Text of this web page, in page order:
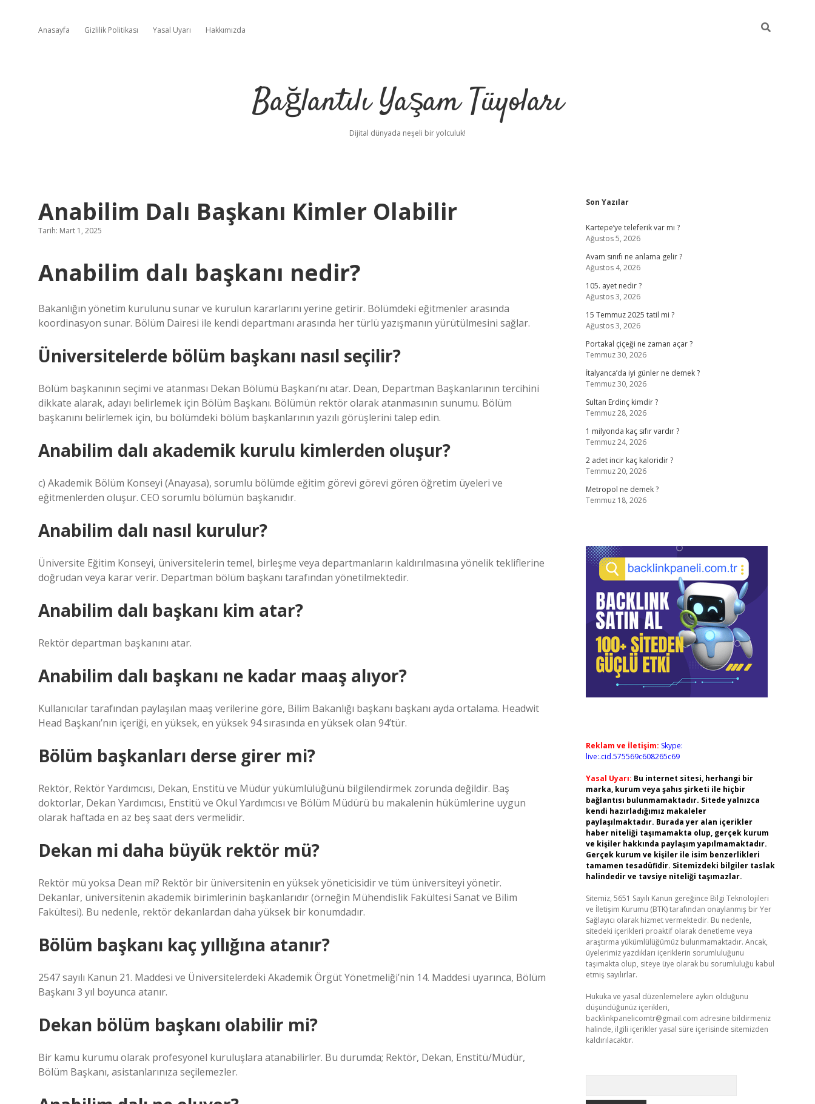
Anasayfa Gizlilik Politikası Yasal Uyarı Hakkımızda
Bağlantılı Yaşam Tüyoları
Dijital dünyada neşeli bir yolculuk!
Anabilim Dalı Başkanı Kimler Olabilir
Tarih: Mart 1, 2025
Anabilim dalı başkanı nedir?
Bakanlığın yönetim kurulunu sunar ve kurulun kararlarını yerine getirir. Bölümdeki eğitmenler arasında
koordinasyon sunar. Bölüm Dairesi ile kendi departmanı arasında her türlü yazışmanın yürütülmesini sağlar.
Üniversitelerde bölüm başkanı nasıl seçilir?
Bölüm başkanının seçimi ve atanması Dekan Bölümü Başkanı’nı atar. Dean, Departman Başkanlarının tercihini
dikkate alarak, adayı belirlemek için Bölüm Başkanı. Bölümün rektör olarak atanmasının sunumu. Bölüm
başkanını belirlemek için, bu bölümdeki bölüm başkanlarının yazılı görüşlerini talep edin.
Anabilim dalı akademik kurulu kimlerden oluşur?
c) Akademik Bölüm Konseyi (Anayasa), sorumlu bölümde eğitim görevi görevi gören öğretim üyeleri ve
eğitmenlerden oluşur. CEO sorumlu bölümün başkanıdır.
Anabilim dalı nasıl kurulur?
Üniversite Eğitim Konseyi, üniversitelerin temel, birleşme veya departmanların kaldırılmasına yönelik tekliflerine
doğrudan veya karar verir. Departman bölüm başkanı tarafından yönetilmektedir.
Anabilim dalı başkanı kim atar?
Rektör departman başkanını atar.
Anabilim dalı başkanı ne kadar maaş alıyor?
Kullanıcılar tarafından paylaşılan maaş verilerine göre, Bilim Bakanlığı başkanı başkanı ayda ortalama. Headwit
Head Başkanı’nın içeriği, en yüksek, en yüksek 94 sırasında en yüksek olan 94’tür.
Bölüm başkanları derse girer mi?
Rektör, Rektör Yardımcısı, Dekan, Enstitü ve Müdür yükümlülüğünü bilgilendirmek zorunda değildir. Baş
doktorlar, Dekan Yardımcısı, Enstitü ve Okul Yardımcısı ve Bölüm Müdürü bu makalenin hükümlerine uygun
olarak haftada en az beş saat ders vermelidir.
Dekan mi daha büyük rektör mü?
Rektör mü yoksa Dean mi? Rektör bir üniversitenin en yüksek yöneticisidir ve tüm üniversiteyi yönetir.
Dekanlar, üniversitenin akademik birimlerinin başkanlarıdır (örneğin Mühendislik Fakültesi Sanat ve Bilim
Fakültesi). Bu nedenle, rektör dekanlardan daha yüksek bir konumdadır.
Bölüm başkanı kaç yıllığına atanır?
2547 sayılı Kanun 21. Maddesi ve Üniversitelerdeki Akademik Örgüt Yönetmeliği’nin 14. Maddesi uyarınca, Bölüm
Başkanı 3 yıl boyunca atanır.
Dekan bölüm başkanı olabilir mi?
Bir kamu kurumu olarak profesyonel kuruluşlara atanabilirler. Bu durumda; Rektör, Dekan, Enstitü/Müdür,
Bölüm Başkanı, asistanlarınıza seçilemezler.
Sidebar
Son Yazılar
Kartepe’ye teleferik var mı ?
Ağustos 5, 2026
Avam sınıfı ne anlama gelir ?
Ağustos 4, 2026
105. ayet nedir ?
Ağustos 3, 2026
15 Temmuz 2025 tatil mi ?
Ağustos 3, 2026
Portakal çiçeği ne zaman açar ?
Temmuz 30, 2026
İtalyanca’da iyi günler ne demek ?
Temmuz 30, 2026
Sultan Erdinç kimdir ?
Temmuz 28, 2026
1 milyonda kaç sıfır vardır ?
Temmuz 24, 2026
2 adet incir kaç kaloridir ?
Temmuz 20, 2026
Metropol ne demek ?
Temmuz 18, 2026
Reklam ve İletişim: Skype:
live:.cid.575569c608265c69
Yasal Uyarı: Bu internet sitesi, herhangi bir
marka, kurum veya şahıs şirketi ile hiçbir
bağlantısı bulunmamaktadır. Sitede yalnızca
kendi hazırladığımız makaleler
paylaşılmaktadır. Burada yer alan içerikler
haber niteliği taşımamakta olup, gerçek kurum
ve kişiler hakkında paylaşım yapılmamaktadır.
Gerçek kurum ve kişiler ile isim benzerlikleri
tamamen tesadüfidir. Sitemizdeki bilgiler taslak
halindedir ve tavsiye niteliği taşımazlar.
Sitemiz, 5651 Sayılı Kanun gereğince Bilgi Teknolojileri
ve İletişim Kurumu (BTK) tarafından onaylanmış bir Yer
Sağlayıcı olarak hizmet vermektedir. Bu nedenle,
sitedeki içerikleri proaktif olarak denetleme veya
araştırma yükümlülüğümüz bulunmamaktadır. Ancak,
üyelerimiz yazdıkları içeriklerin sorumluluğunu
taşımakta olup, siteye üye olarak bu sorumluluğu kabul
etmiş sayılırlar.
Hukuka ve yasal düzenlemelere aykırı olduğunu
düşündüğünüz içerikleri,
backlinkpanelicomtr@gmail.com adresine bildirmeniz
halinde, ilgili içerikler yasal süre içerisinde sitemizden
kaldırılacaktır.